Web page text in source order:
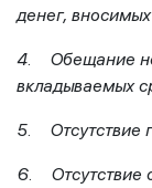
денег,
4. Обещание
вкладываемых
5. Отсутствие
6. Отсутствие